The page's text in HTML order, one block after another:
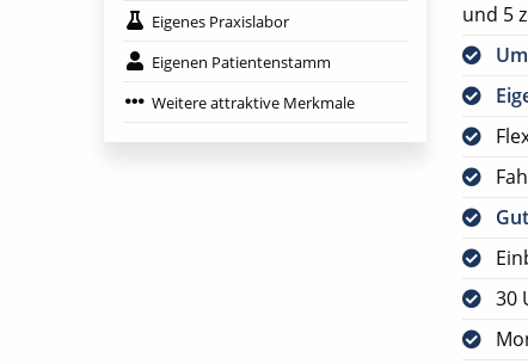
und 5
30
Eigenes Praxislabor
Eigenen Patientenstamm
Weitere attraktive Merkmale